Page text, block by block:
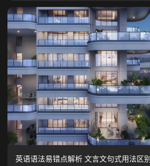
英语语法易错点解析 文言文句式用法区别